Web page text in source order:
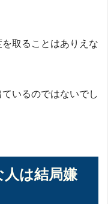
取ることはありえな
いるのではないでし
は結局嫌